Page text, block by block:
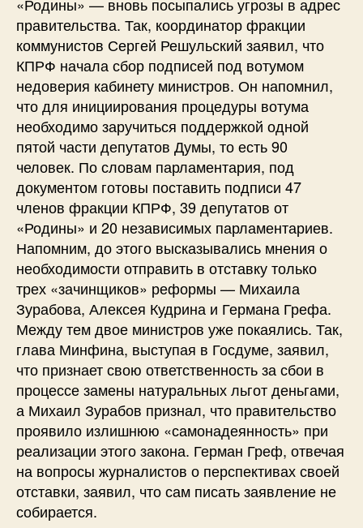
правительства. Так, координатор фракции
коммунистов Сергей Решульский заявил, что
КПРФ начала сбор подписей под вотумом
недоверия кабинету министров. Он напомнил,
что для инициирования процедуры вотума
необходимо заручиться поддержкой одной
пятой части депутатов Думы, то есть 90
человек. По словам парламентария, под
документом готовы поставить подписи 47
членов фракции КПРФ, 39 депутатов от
«Родины» и 20 независимых парламентариев.
Напомним, до этого высказывались мнения о
необходимости отправить в отставку только
трех «зачинщиков» реформы — Михаила
Зурабова, Алексея Кудрина и Германа Грефа.
Между тем двое министров уже покаялись. Так,
глава Минфина, выступая в Госдуме, заявил,
что признает свою ответственность за сбои в
процессе замены натуральных льгот деньгами,
а Михаил Зурабов признал, что правительство
проявило излишнюю «самонадеянность» при
реализации этого закона. Герман Греф, отвечая
на вопросы журналистов о перспективах своей
отставки, заявил, что сам писать заявление не
собирается.